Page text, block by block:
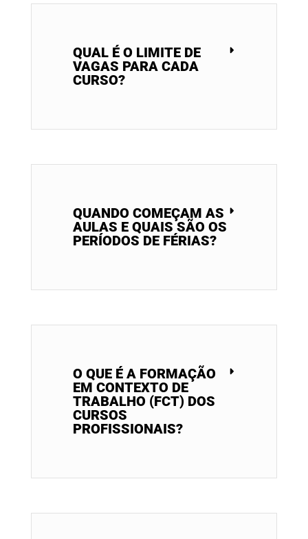
QUAL É O LIMITE DE
VAGAS PARA CADA
CURSO?
QUANDO COMEÇAM AS
AULAS E QUAIS SÃO OS
PERÍODOS DE FÉRIAS?
O QUE É A FORMAÇÃO
EM CONTEXTO DE
TRABALHO (FCT) DOS
CURSOS
PROFISSIONAIS?